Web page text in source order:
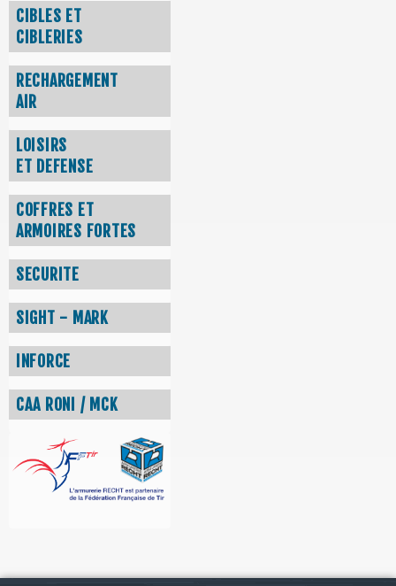
CIBLES ET
CIBLERIES
RECHARGEMENT
AIR
LOISIRS
ET DEFENSE
COFFRES ET
ARMOIRES FORTES
SECURITE
SIGHT - MARK
INFORCE
CAA RONI / MCK